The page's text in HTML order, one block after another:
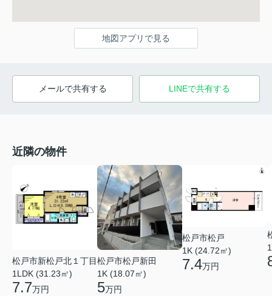
地図アプリで見る
メールで共有する LINEで共有する
近隣の物件
松戸市新松戸北１丁目
1LDK (31.23㎡)
7.7万円
松戸市松戸新田
1K (18.07㎡)
5万円
松戸市松戸
1K (24.72㎡)
7.4万円